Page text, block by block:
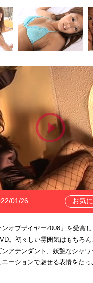
01/26 お気
ンオブザイヤー2008」を受賞
。初々しい雰囲気はもちろん
アテンダント、妖艶なシャワ
エーションで魅せる表情をた